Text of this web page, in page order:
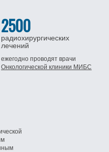
2500
радиохирургических
лечений
ежегодно проводят врачи
Онкологической клиники МИБС